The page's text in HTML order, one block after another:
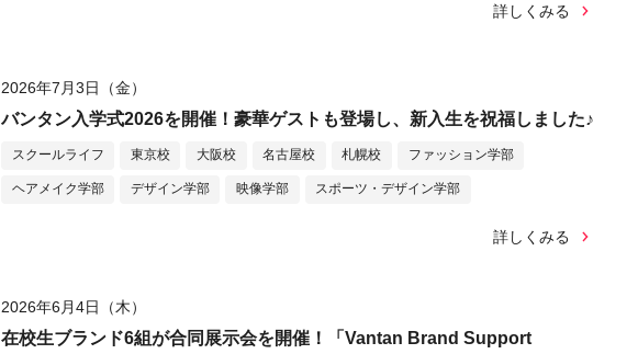
詳しくみる
2026年7月3日（金）
バンタン入学式2026を開催！豪華ゲストも登場し、新入生を祝福しました♪
スクールライフ 東京校 大阪校 名古屋校 札幌校 ファッション学部
ヘアメイク学部 デザイン学部 映像学部 スポーツ・デザイン学部
詳しくみる
2026年6月4日（木）
在校生ブランド6組が合同展示会を開催！「Vantan Brand Support